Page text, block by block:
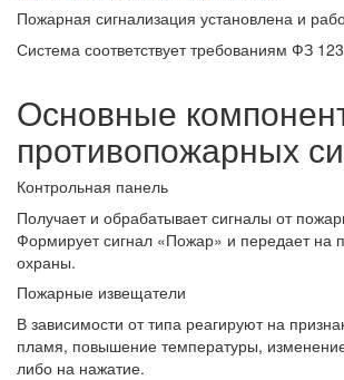
Пожарная сигнализация установлена и
Система соответствует требованиям ФЗ
Основные
противопожарных
Контрольная панель
Получает и обрабатывает сигналы от
Формирует сигнал «Пожар» и передает на
охраны.
Пожарные извещатели
В зависимости от типа реагируют на
пламя, повышение температуры, изменение
либо на нажатие.